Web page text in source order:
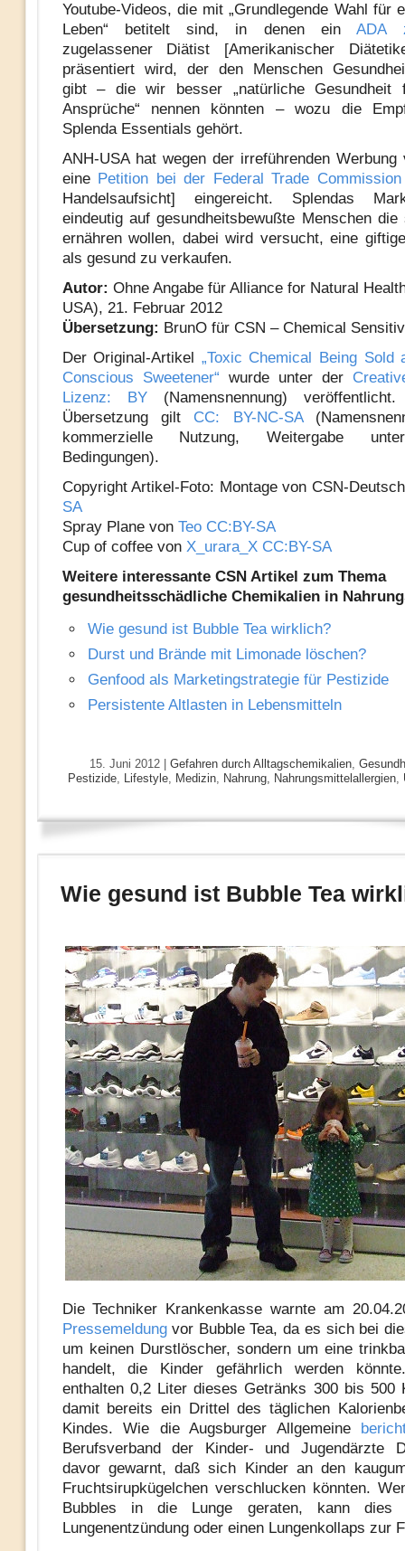
Youtube-Videos, die mit „Grundlegende Wahl für
Leben“ betitelt sind, in denen einADA
zugelassener Diätist [Amerikanischer
präsentiert wird, der den Menschen
gibt – die wir besser „natürliche Gesundheit
Ansprüche“ nennen könnten – wozu die
Splenda Essentials gehört.
ANH-USA hat wegen der irreführenden Werbung
eine Petition bei der Federal Trade Commission
Handelsaufsicht] eingereicht. Splendas
eindeutig auf gesundheitsbewußte Menschen die
ernähren wollen, dabei wird versucht, eine
als gesund zu verkaufen.
Autor: Ohne Angabe für Alliance for Natural
USA), 21. Februar 2012
Übersetzung: BrunO für CSN – Chemical
Der Original-Artikel „Toxic Chemical Being Sold
Conscious Sweetener“ wurde unter der
Lizenz: BY(Namensnennung)
Übersetzung gilt CC: BY-NC-SA
kommerzielle Nutzung, Weitergabe
Bedingungen).
Copyright Artikel-Foto: Montage von CSN-
SA
Spray Plane von Teo CC:BY-SA
Cup of coffee von X_urara_X CC:BY-SA
Weitere interessante CSN Artikel zum Thema
gesundheitsschädliche Chemikalien in
Wie gesund ist Bubble Tea wirklich?
Durst und Brände mit Limonade löschen?
Genfood als Marketingstrategie für Pestizide
Persistente Altlasten in Lebensmitteln
15. Juni 2012 | Gefahren durch Alltagschemikalien,
Pestizide, Lifestyle, Medizin, Nahrung, Nahrungsmittelallergien,
Wie gesund ist Bubble Tea
Die Techniker Krankenkasse warnte am
Pressemeldungvor Bubble Tea, da es sich bei
um keinen Durstlöscher, sondern um eine
handelt, die Kinder gefährlich werden
enthalten 0,2 Liter dieses Getränks 300 bis 500
damit bereits ein Drittel des täglichen
Kindes. Wie die Augsburger Allgemeine
Berufsverband der Kinder- und Jugendärzte
davor gewarnt, daß sich Kinder an den
Fruchtsirupkügelchen verschlucken könnten.
Bubbles in die Lunge geraten, kann dies
Lungenentzündung oder einen Lungenkollaps zur